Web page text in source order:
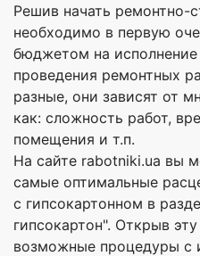
Решив начать ремонтно-
необходимо в первую
бюджетом на
проведения ремонтных
разные, они зависят от
как: сложность работ,
помещения и т.п.
На сайте rabotniki.ua вы
самые оптимальные
с гипсокартонном в
гипсокартон". Открыв
возможные процедуры с